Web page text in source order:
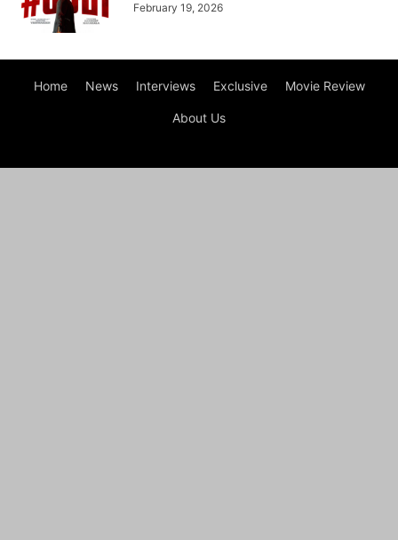
February 19, 2026
Home News Interviews Exclusive Movie Review
About Us